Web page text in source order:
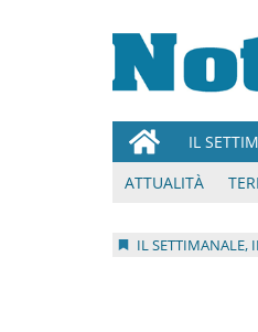
IL
ATTUALITÀ
IL SETTIMANALE,